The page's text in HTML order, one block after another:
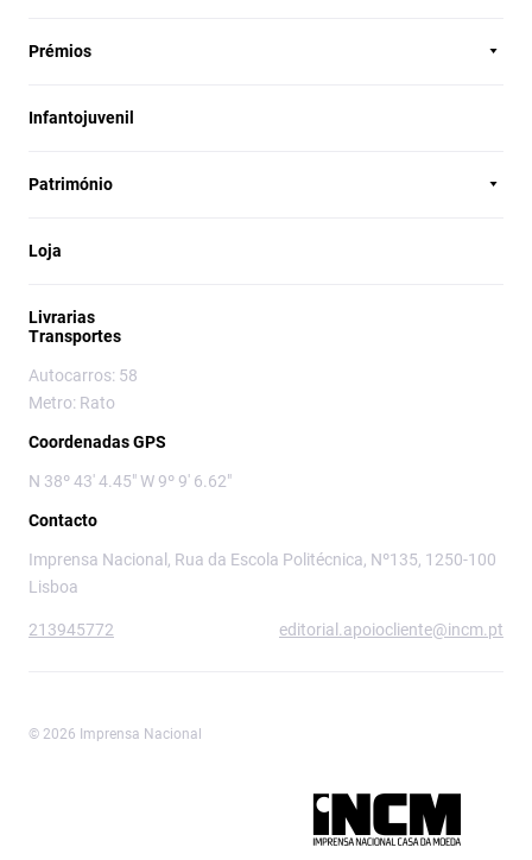
Prémios
Infantojuvenil
Património
Loja
Livrarias
Transportes
Autocarros: 58
Metro: Rato
Coordenadas GPS
N 38º 43' 4.45" W 9º 9' 6.62"
Contacto
Imprensa Nacional, Rua da Escola Politécnica, Nº135, 1250-100
Lisboa
213945772 editorial.apoiocliente@incm.pt
© 2026 Imprensa Nacional